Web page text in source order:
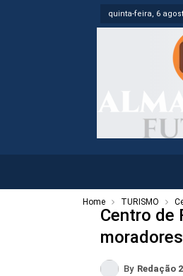
quinta-feira, 6
Home TURISMO
Centro de
moradores
By Redação 2